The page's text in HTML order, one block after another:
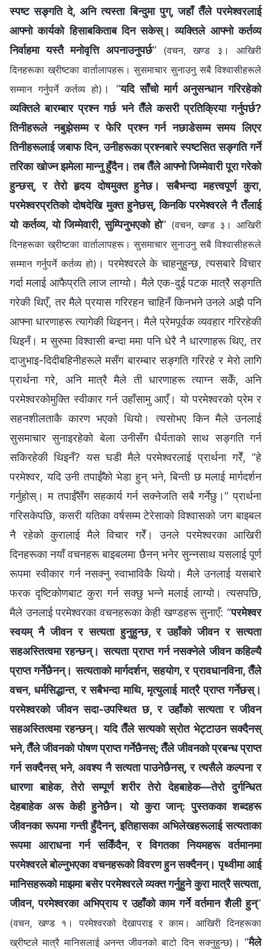
स्पष्ट सङ्गति दे, अनि त्यस्ता बिन्दुमा पुग्, जहाँ तैँले परमेश्‍वरलाई
आफ्नो कार्यको हिसाबकिताब दिन सकेस्। व्यक्तिले आफ्‍नो कर्तव्य
निर्वाहमा यस्तै मनोवृत्ति अपनाउनुपर्छ” (वचन, खण्ड ३। आखिरी
दिनहरूका ख्रीष्टका वार्तालापहरू। सुसमाचार सुनाउनु सबै विश्‍वासीहरूले
सम्मान गर्नुपर्ने कर्तव्य हो) । “यदि साँचो मार्ग अनुसन्धान गरिरहेको
व्यक्तिले बारम्बार प्रश्‍न गर्छ भने तैँले कसरी प्रतिक्रिया गर्नुपर्छ?
तिनीहरूले नबुझेसम्म र फेरि प्रश्‍न गर्न नछाडेसम्म समय लिएर
तिनीहरूलाई जबाफ दिन, उनीहरूका प्रश्‍नबारे स्पष्टसित सङ्गति गर्ने
तरिका खोज्न झमेला मान्‍नु हुँदैन। तब तैँले आफ्नो जिम्मेवारी पूरा गरेको
हुन्छस्, र तेरो हृदय दोषमुक्त हुनेछ। सबैभन्दा महत्त्वपूर्ण कुरा,
परमेश्‍वरप्रतिको दोषदेखि मुक्त हुनेछस्, किनकि परमेश्‍वरले नै तँलाई
यो कर्तव्य, यो जिम्मेवारी, सुम्पिनुभएको हो” (वचन, खण्ड ३। आखिरी
दिनहरूका ख्रीष्टका वार्तालापहरू। सुसमाचार सुनाउनु सबै विश्‍वासीहरूले
सम्मान गर्नुपर्ने कर्तव्य हो) । परमेश्‍वरले के चाहनुहुन्छ, त्यसबारे विचार
गर्दा मलाई आफैप्रति लाज लाग्यो। मैले एक-दुई पटक मात्रै सङ्गति
गरेकी थिएँ, तर मैले प्रयास गरिरहन चाहिनँ किनभने उनले अझै पनि
आफ्‍ना धारणाहरू त्यागेकी थिइनन्। मैले प्रेमपूर्वक व्यवहार गरिरहेकी
थिइनँ। म सुरुमा विश्‍वासी बन्दा ममा पनि धेरै नै धारणाहरू थिए, तर
दाजुभाइ-दिदीबहिनीहरूले मसँग बारम्‍बार सङ्गति गरिरहे र मेरो लागि
प्रार्थना गरे, अनि मात्रै मैले ती धारणाहरू त्याग्‍न सकेँ, अनि
परमेश्‍वरकोमुक्ति स्वीकार गर्न उहाँसामु आएँ। यो परमेश्‍वरको प्रेम र
सहनशीलताकै कारण भएको थियो। त्यसोभए किन मैले उनलाई
सुसमाचार सुनाइरहेको बेला उनीसँग धैर्यताको साथ सङ्गति गर्न
सकिरहेकी थिइनँ? यस घडी मैले परमेश्‍वरलाई प्रार्थना गरेँ, “हे
परमेश्‍वर, यदि उनी तपाईँको भेडा हुन् भने, बिन्ती छ मलाई मार्गदर्शन
गर्नुहोस्। म तपाईँसँग सहकार्य गर्न सक्नेजति सबै गर्नेछु।” प्रार्थना
गरिसकेपछि, कसरी यतिका वर्षसम्‍म टेरेसाको विश्‍वासको जग बाइबल
नै रहेको कुरालाई मैले विचार गरेँ। उनले परमेश्‍वरका आखिरी
दिनहरूका नयाँ वचनहरू बाइबलमा छैनन् भनेर सुन्नसाथ यसलाई पूर्ण
रूपमा स्वीकार गर्न नसक्‍नु स्वाभाविकै थियो। मैले उनलाई यसबारे
फरक दृष्टिकोणबाट कुरा गर्न सक्छु भन्‍ने मलाई लाग्यो। त्यसपछि,
मैले उनलाई परमेश्‍वरका वचनहरूका केही खण्डहरू सुनाएँ: “परमेश्‍वर
स्‍वयम् नै जीवन र सत्यता हुनुहुन्छ, र उहाँको जीवन र सत्यता
सहअस्तित्वमा रहन्छन्। सत्यता प्राप्त गर्न नसक्‍नेले जीवन कहिल्यै
प्राप्त गर्नेछैनन्। सत्यताको मार्गदर्शन, सहयोग, र प्रावधानविना, तैँले
वचन, धर्मसिद्धान्त, र सबैभन्दा माथि, मृत्युलाई मात्रै प्राप्त गर्नेछस्।
परमेश्‍वरको जीवन सदा-उपस्थित छ, र उहाँको सत्यता र जीवन
सहअस्तित्वमा रहन्छन्। यदि तैँले सत्यको स्रोत भेट्टाउन सक्दैनस्
भने, तैँले जीवनको पोषण प्राप्त गर्नेछैनस्; तैँले जीवनको प्रबन्ध प्राप्त
गर्न सक्‍दैनस् भने, अवश्य नै सत्यता पाउनेछैनस्, र त्यसैले कल्‍पना र
धारणा बाहेक, तेरो सम्पूर्ण शरीर तेरो देहबाहेक—तेरो दुर्गन्धित
देहबाहेक अरू केही हुनेछैन। यो कुरा जान्: पुस्तकका शब्‍दहरू
जीवनका रूपमा गन्ती हुँदैनन्, इतिहासका अभिलेखहरूलाई सत्यताका
रूपमा आराधना गर्न सकिँदैन, र विगतका नियमहरू वर्तमानमा
परमेश्‍वरले बोल्‍नुभएका वचनहरूको विवरण हुन सक्दैनन्। पृथ्वीमा आई
मानिसहरूको माझमा बसेर परमेश्‍वरले व्यक्त गर्नुहुने कुरा मात्रै सत्यता,
जीवन, परमेश्‍वरका अभिप्राय र उहाँको काम गर्ने वर्तमान शैली हुन्”
(वचन, खण्ड १। परमेश्‍वरको देखापराइ र काम। आखिरी दिनहरूका
ख्रीष्‍टले मात्रै मानिसलाई अनन्त जीवनको बाटो दिन सक्‍नुहुन्छ) । “मैले